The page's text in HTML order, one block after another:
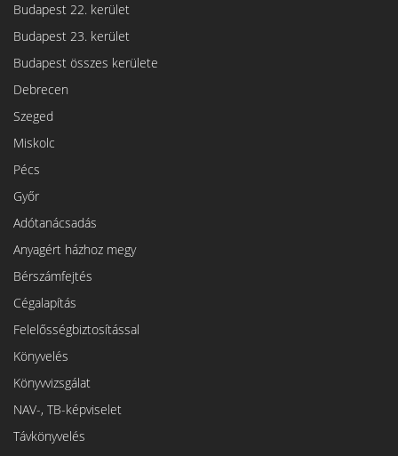
Budapest 22. kerület
Budapest 23. kerület
Budapest összes kerülete
Debrecen
Szeged
Miskolc
Pécs
Győr
Adótanácsadás
Anyagért házhoz megy
Bérszámfejtés
Cégalapítás
Felelősségbiztosítással
Könyvelés
Könyvvizsgálat
NAV-, TB-képviselet
Távkönyvelés